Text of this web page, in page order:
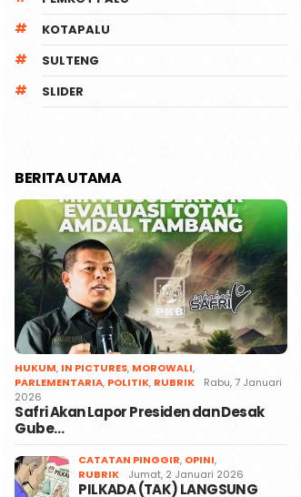
KOTAPALU
SULTENG
SLIDER
BERITA UTAMA
HUKUM, IN PICTURES, MOROWALI,
PARLEMENTARIA, POLITIK, RUBRIK
Rabu, 7 Januari
2026
Safri Akan Lapor Presiden dan Desak
Gube…
CATATAN PINGGIR, OPINI,
RUBRIK
Jumat, 2 Januari 2026
PILKADA (TAK) LANGSUNG